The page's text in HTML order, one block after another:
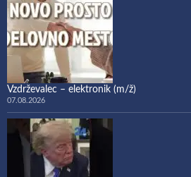
Vzdrževalec – elektronik (m/ž)
07.08.2026